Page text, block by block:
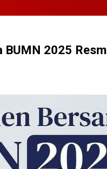
BUMN 2025